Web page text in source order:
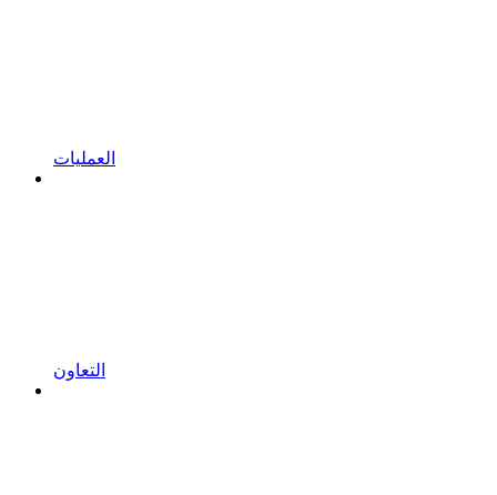
العمليات
التعاون